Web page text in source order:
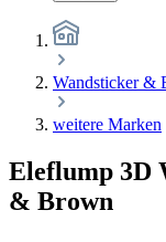
Wandsticker &
weitere Marken
Eleflump 3D
& Brown